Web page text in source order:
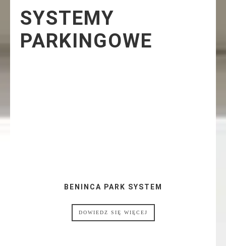
SYSTEMY
PARKINGOWE
BENINCA PARK SYSTEM
DOWIEDZ SIĘ WIĘCEJ